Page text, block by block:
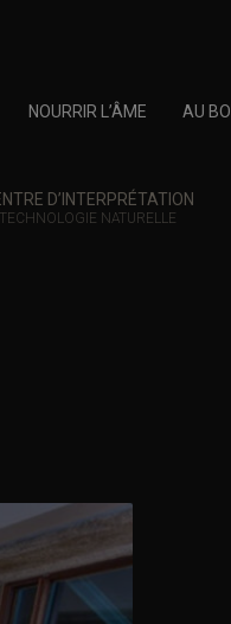
NOURRIR L’ÂME AU
D’INTERPRÉTATION
TECHNOLOGIE NATURELLE